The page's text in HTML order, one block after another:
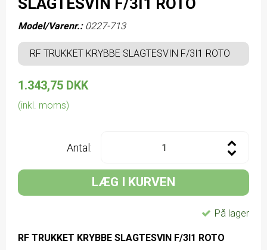
SLAGTESVIN F/3I1 ROTO
Model/Varenr.: 0227-713
RF TRUKKET KRYBBE SLAGTESVIN F/3I1 ROTO
1.343,75 DKK
(inkl. moms)
Antal:
LÆG I KURVEN
På lager
RF TRUKKET KRYBBE SLAGTESVIN F/3I1 ROTO